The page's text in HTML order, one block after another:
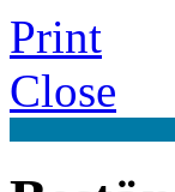
Print
Close